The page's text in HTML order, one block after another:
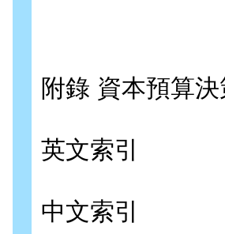
附錄 資本預算
英文索引
中文索引